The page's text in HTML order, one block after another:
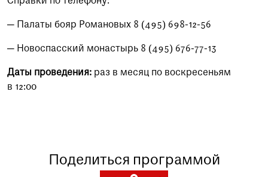
— Палаты бояр Романовых 8 (495) 698-12-56
— Новоспасский монастырь 8 (495) 676-77-13
Даты проведения: раз в месяц по воскресеньям
в 12:00
Поделиться программой